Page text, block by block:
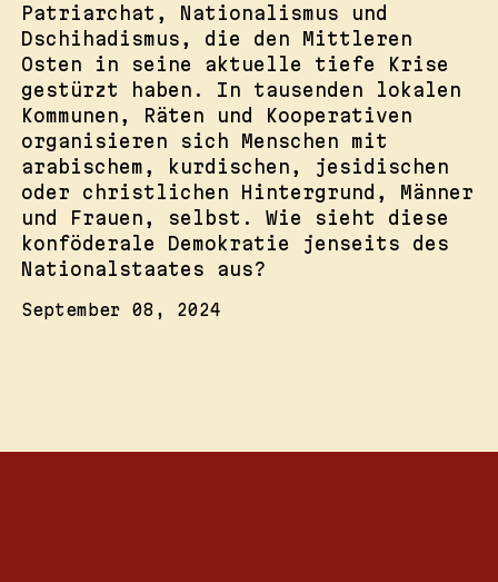
Patriarchat, Nationalismus und
Dschihadismus, die den Mittleren
Osten in seine aktuelle tiefe Krise
gestürzt haben. In tausenden lokalen
Kommunen, Räten und Kooperativen
organisieren sich Menschen mit
arabischem, kurdischen, jesidischen
oder christlichen Hintergrund, Männer
und Frauen, selbst. Wie sieht diese
konföderale Demokratie jenseits des
Nationalstaates aus?
September 08, 2024